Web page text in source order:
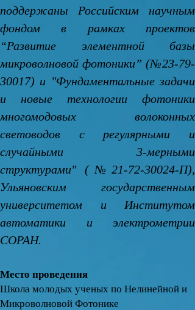
поддержаны Российским научным
фондом в рамках проектов
“Развитие элементной базы
микроволновой фотоники” (№23-79-
30017) и "Фундаментальные задачи
и новые технологии фотоники
многомодовых волоконных
световодов с регулярными и
случайными 3-мерными
структурами" (№21-72-30024-П),
Ульяновским государственным
университетом и Институтом
автоматики и электрометрии
СОРАН.
Место проведения
Школа молодых ученых по Нелинейной и
Микроволновой Фотонике